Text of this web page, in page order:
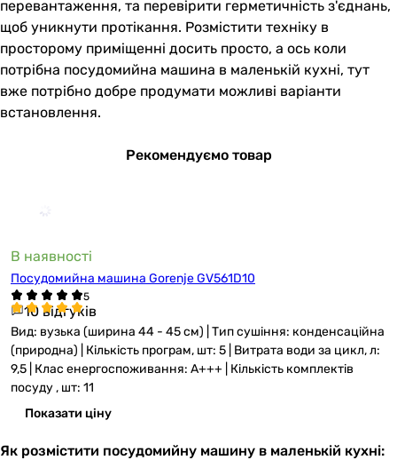
перевантаження, та перевірити герметичність з'єднань,
щоб уникнути протікання. Розмістити техніку в
просторому приміщенні досить просто, а ось коли
потрібна посудомийна машина в маленькій кухні, тут
вже потрібно добре продумати можливі варіанти
встановлення.
Рекомендуємо товар
В наявності
Посудомийна машина Gorenje GV561D10
10 відгуків
Вид: вузька (ширина 44 - 45 см) | Тип сушіння: конденсаційна
(природна) | Кількість програм, шт: 5 | Витрата води за цикл, л:
9,5 | Клас енергоспоживання: A+++ | Кількість комплектів
посуду , шт: 11
Показати ціну
Як розмістити посудомийну машину в маленькій кухні: